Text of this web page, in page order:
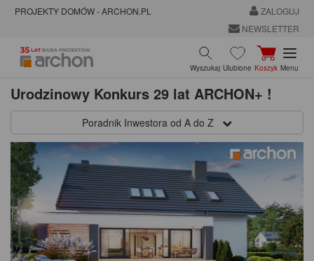
PROJEKTY DOMÓW - ARCHON.PL
ZALOGUJ
NEWSLETTER
Wyszukaj Ulubione Koszyk Menu
Urodzinowy Konkurs 29 lat ARCHON+ !
Poradnik Inwestora od A do Z